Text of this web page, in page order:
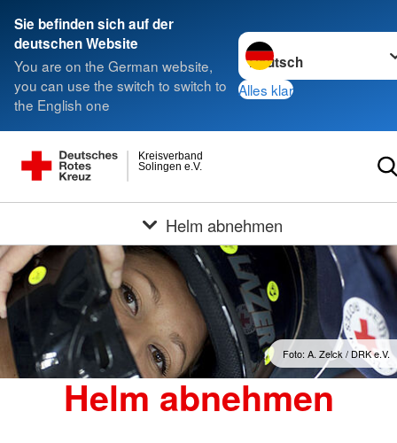
Sie befinden sich auf der
deutschen Website
You are on the German website,
you can use the switch to switch to
the English one
Sprache wechseln zu
Alles klar
Solingen e.V.
Kreisverband
Helm abnehmen
Foto: A. Zelck / DRK e.V.
Helm abnehmen